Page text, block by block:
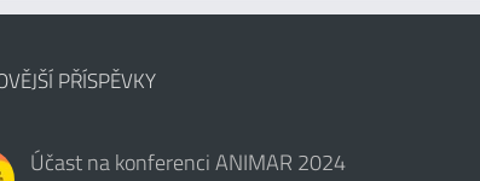
PŘÍSPĚVKY
Účast na konferenci ANIMAR 2024